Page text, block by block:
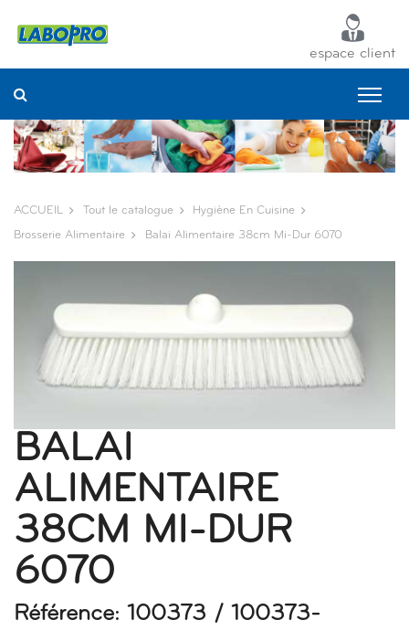
espace client
ACCUEIL Tout le catalogue Hygiène En Cuisine
Brosserie Alimentaire Balai Alimentaire 38cm Mi-Dur 6070
BALAI
ALIMENTAIRE
38CM MI-DUR
6070
Référence: 100373 / 100373-